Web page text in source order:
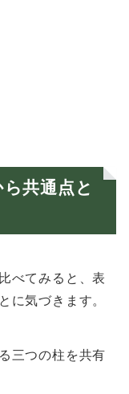
共通点と
べてみると、表
に気づきます。
三つの柱を共有